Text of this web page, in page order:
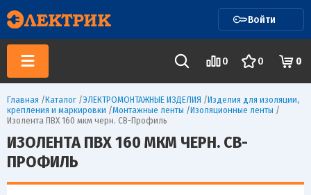
Войти
0 0 0
Главная /Каталог /ЭЛЕКТРОМОНТАЖНЫЕ ИЗДЕЛИЯ /Изделия для изоляции,
крепления и маркировки /Монтажные ленты /Изоляционные ленты /
Изолента ПВХ 160 мкм черн. СВ-Профиль
ИЗОЛЕНТА ПВХ 160 МКМ ЧЕРН. СВ-
ПРОФИЛЬ